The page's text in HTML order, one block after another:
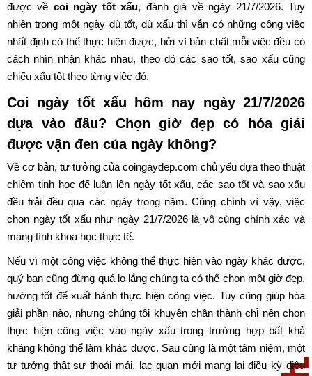
được về coi ngày tốt xấu, đánh giá về ngày 21/7/2026. Tuy
nhiên trong một ngày dù tốt, dù xấu thì vẫn có những công việc
nhất định có thể thực hiện được, bởi vì bản chất mỗi việc đều có
cách nhìn nhận khác nhau, theo đó các sao tốt, sao xấu cũng
chiếu xấu tốt theo từng việc đó.
Coi ngày tốt xấu hôm nay ngày 21/7/2026
dựa vào đâu? Chọn giờ đẹp có hóa giải
được vận đen của ngày không?
Về cơ bản, tư tưởng của coingaydep.com chủ yếu dựa theo thuật
chiêm tinh học để luận lên ngày tốt xấu, các sao tốt và sao xấu
đều trải đều qua các ngày trong năm. Cũng chính vì vậy, việc
chọn ngày tốt xấu như ngày 21/7/2026 là vô cùng chính xác và
mang tính khoa học thực tế.
Nếu vì một công việc không thể thực hiện vào ngày khác được,
quý bạn cũng đừng quá lo lắng chúng ta có thể chọn một giờ đẹp,
hướng tốt để xuất hành thực hiện công việc. Tuy cũng giúp hóa
giải phần nào, nhưng chúng tôi khuyên chân thành chỉ nên chọn
thực hiện công việc vào ngày xấu trong trường hợp bất khả
kháng không thể làm khác được. Sau cùng là một tâm niệm, một
tư tưởng thật sự thoải mái, lạc quan mới mang lại điều kỳ diệu